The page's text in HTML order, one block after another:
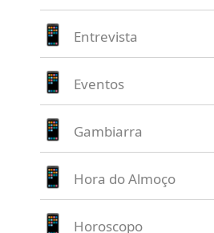
Entrevista
Eventos
Gambiarra
Hora do Almoço
Horoscopo